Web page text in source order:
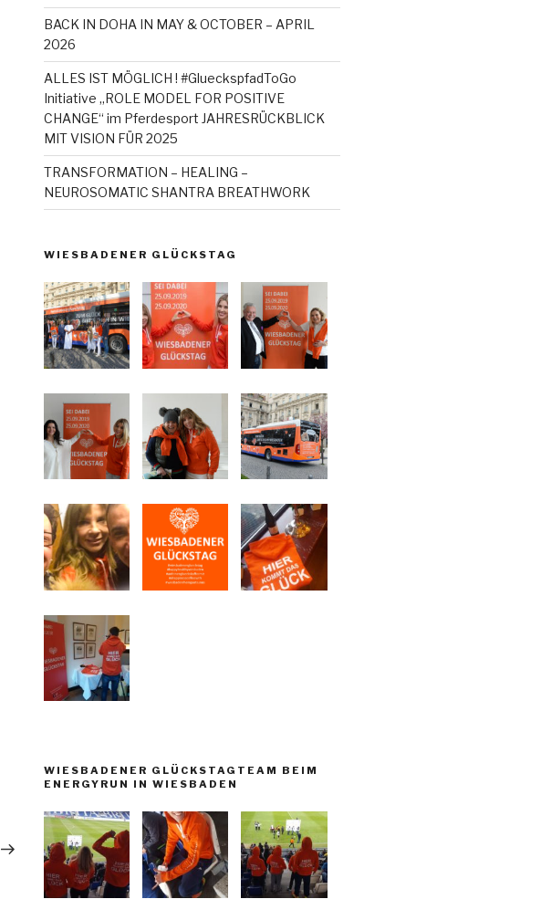
Nächster
Beitrag
BACK IN DOHA IN MAY & OCTOBER – APRIL
2026
ALLES IST MÖGLICH ! #GlueckspfadToGo
Initiative „ROLE MODEL FOR POSITIVE
CHANGE“ im Pferdesport JAHRESRÜCKBLICK
MIT VISION FÜR 2025
TRANSFORMATION – HEALING –
NEUROSOMATIC SHANTRA BREATHWORK
WIESBADENER GLÜCKSTAG
WIESBADENER GLÜCKSTAGTEAM BEIM
ENERGYRUN IN WIESBADEN